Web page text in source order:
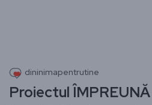
dininimapentrutine
Proiectul ÎMPREUNĂ